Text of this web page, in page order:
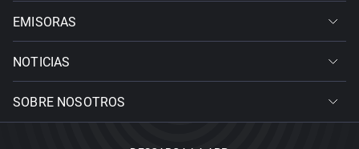
EMISORAS
NOTICIAS
SOBRE NOSOTROS